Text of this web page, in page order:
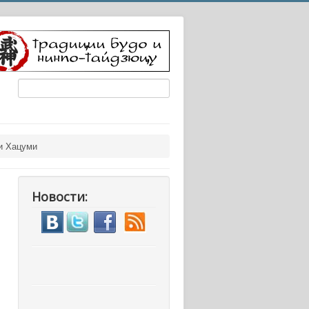
Хацуми
Новости: